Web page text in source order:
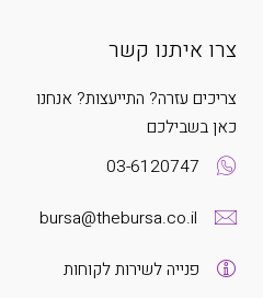
צרו איתנו קשר
צריכים עזרה? התייעצות? אנחנו
כאן בשבילכם
03-6120747
bursa@thebursa.co.il
פנייה לשירות לקוחות